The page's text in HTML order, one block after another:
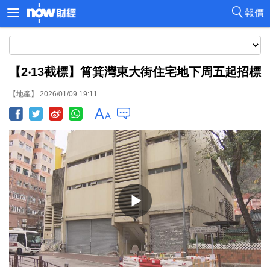
報價
【2‧13截標】筲箕灣東大街住宅地下周五起招標
【地產】 2026/01/09 19:11